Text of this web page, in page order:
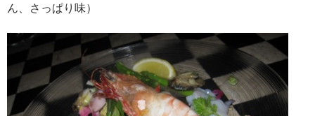
ん、さっぱり味）